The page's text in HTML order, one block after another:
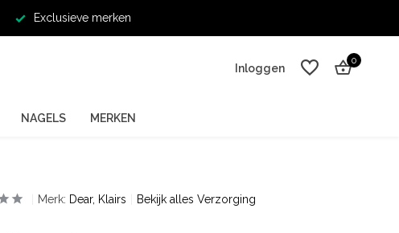
Exclusieve merken
Inloggen
0
NAGELS MERKEN
Merk: Dear, Klairs Bekijk alles Verzorging